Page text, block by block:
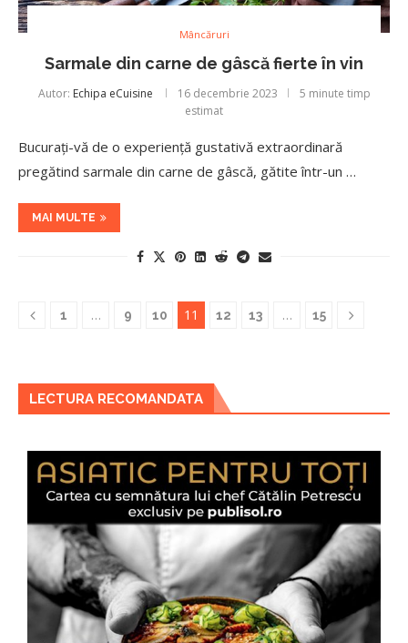
Mâncăruri
Sarmale din carne de gâscă fierte în vin
Autor: Echipa eCuisine 16 decembrie 2023
5 minute timp
estimat
Bucurați-vă de o experiență gustativă extraordinară
pregătind sarmale din carne de gâscă, gătite într-un …
MAI MULTE
1 … 9 10 11 12 13 … 15
LECTURA RECOMANDATA